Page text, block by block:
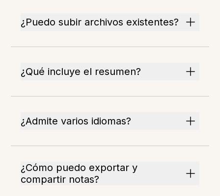
¿Puedo subir archivos existentes?
¿Qué incluye el resumen?
¿Admite varios idiomas?
¿Cómo puedo exportar y
compartir notas?